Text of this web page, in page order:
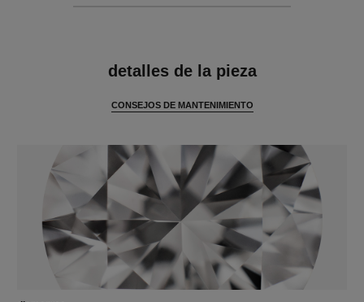
detalles de la pieza
CONSEJOS DE MANTENIMIENTO